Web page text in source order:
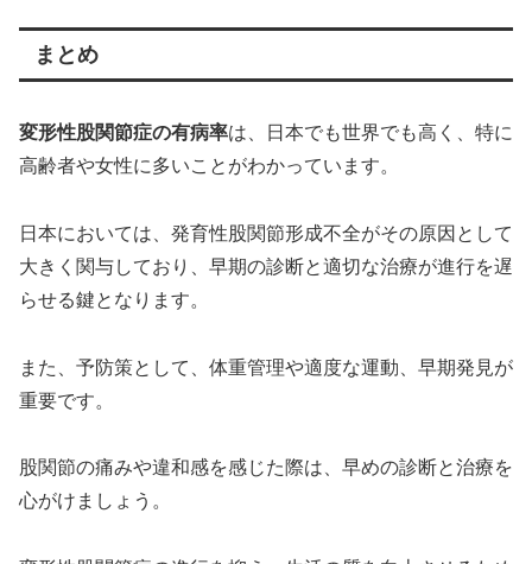
まとめ
変形性股関節症の有病率は、日本でも世界でも高く、特に
高齢者や女性に多いことがわかっています。
日本においては、発育性股関節形成不全がその原因として
大きく関与しており、早期の診断と適切な治療が進行を遅
らせる鍵となります。
また、予防策として、体重管理や適度な運動、早期発見が
重要です。
股関節の痛みや違和感を感じた際は、早めの診断と治療を
心がけましょう。